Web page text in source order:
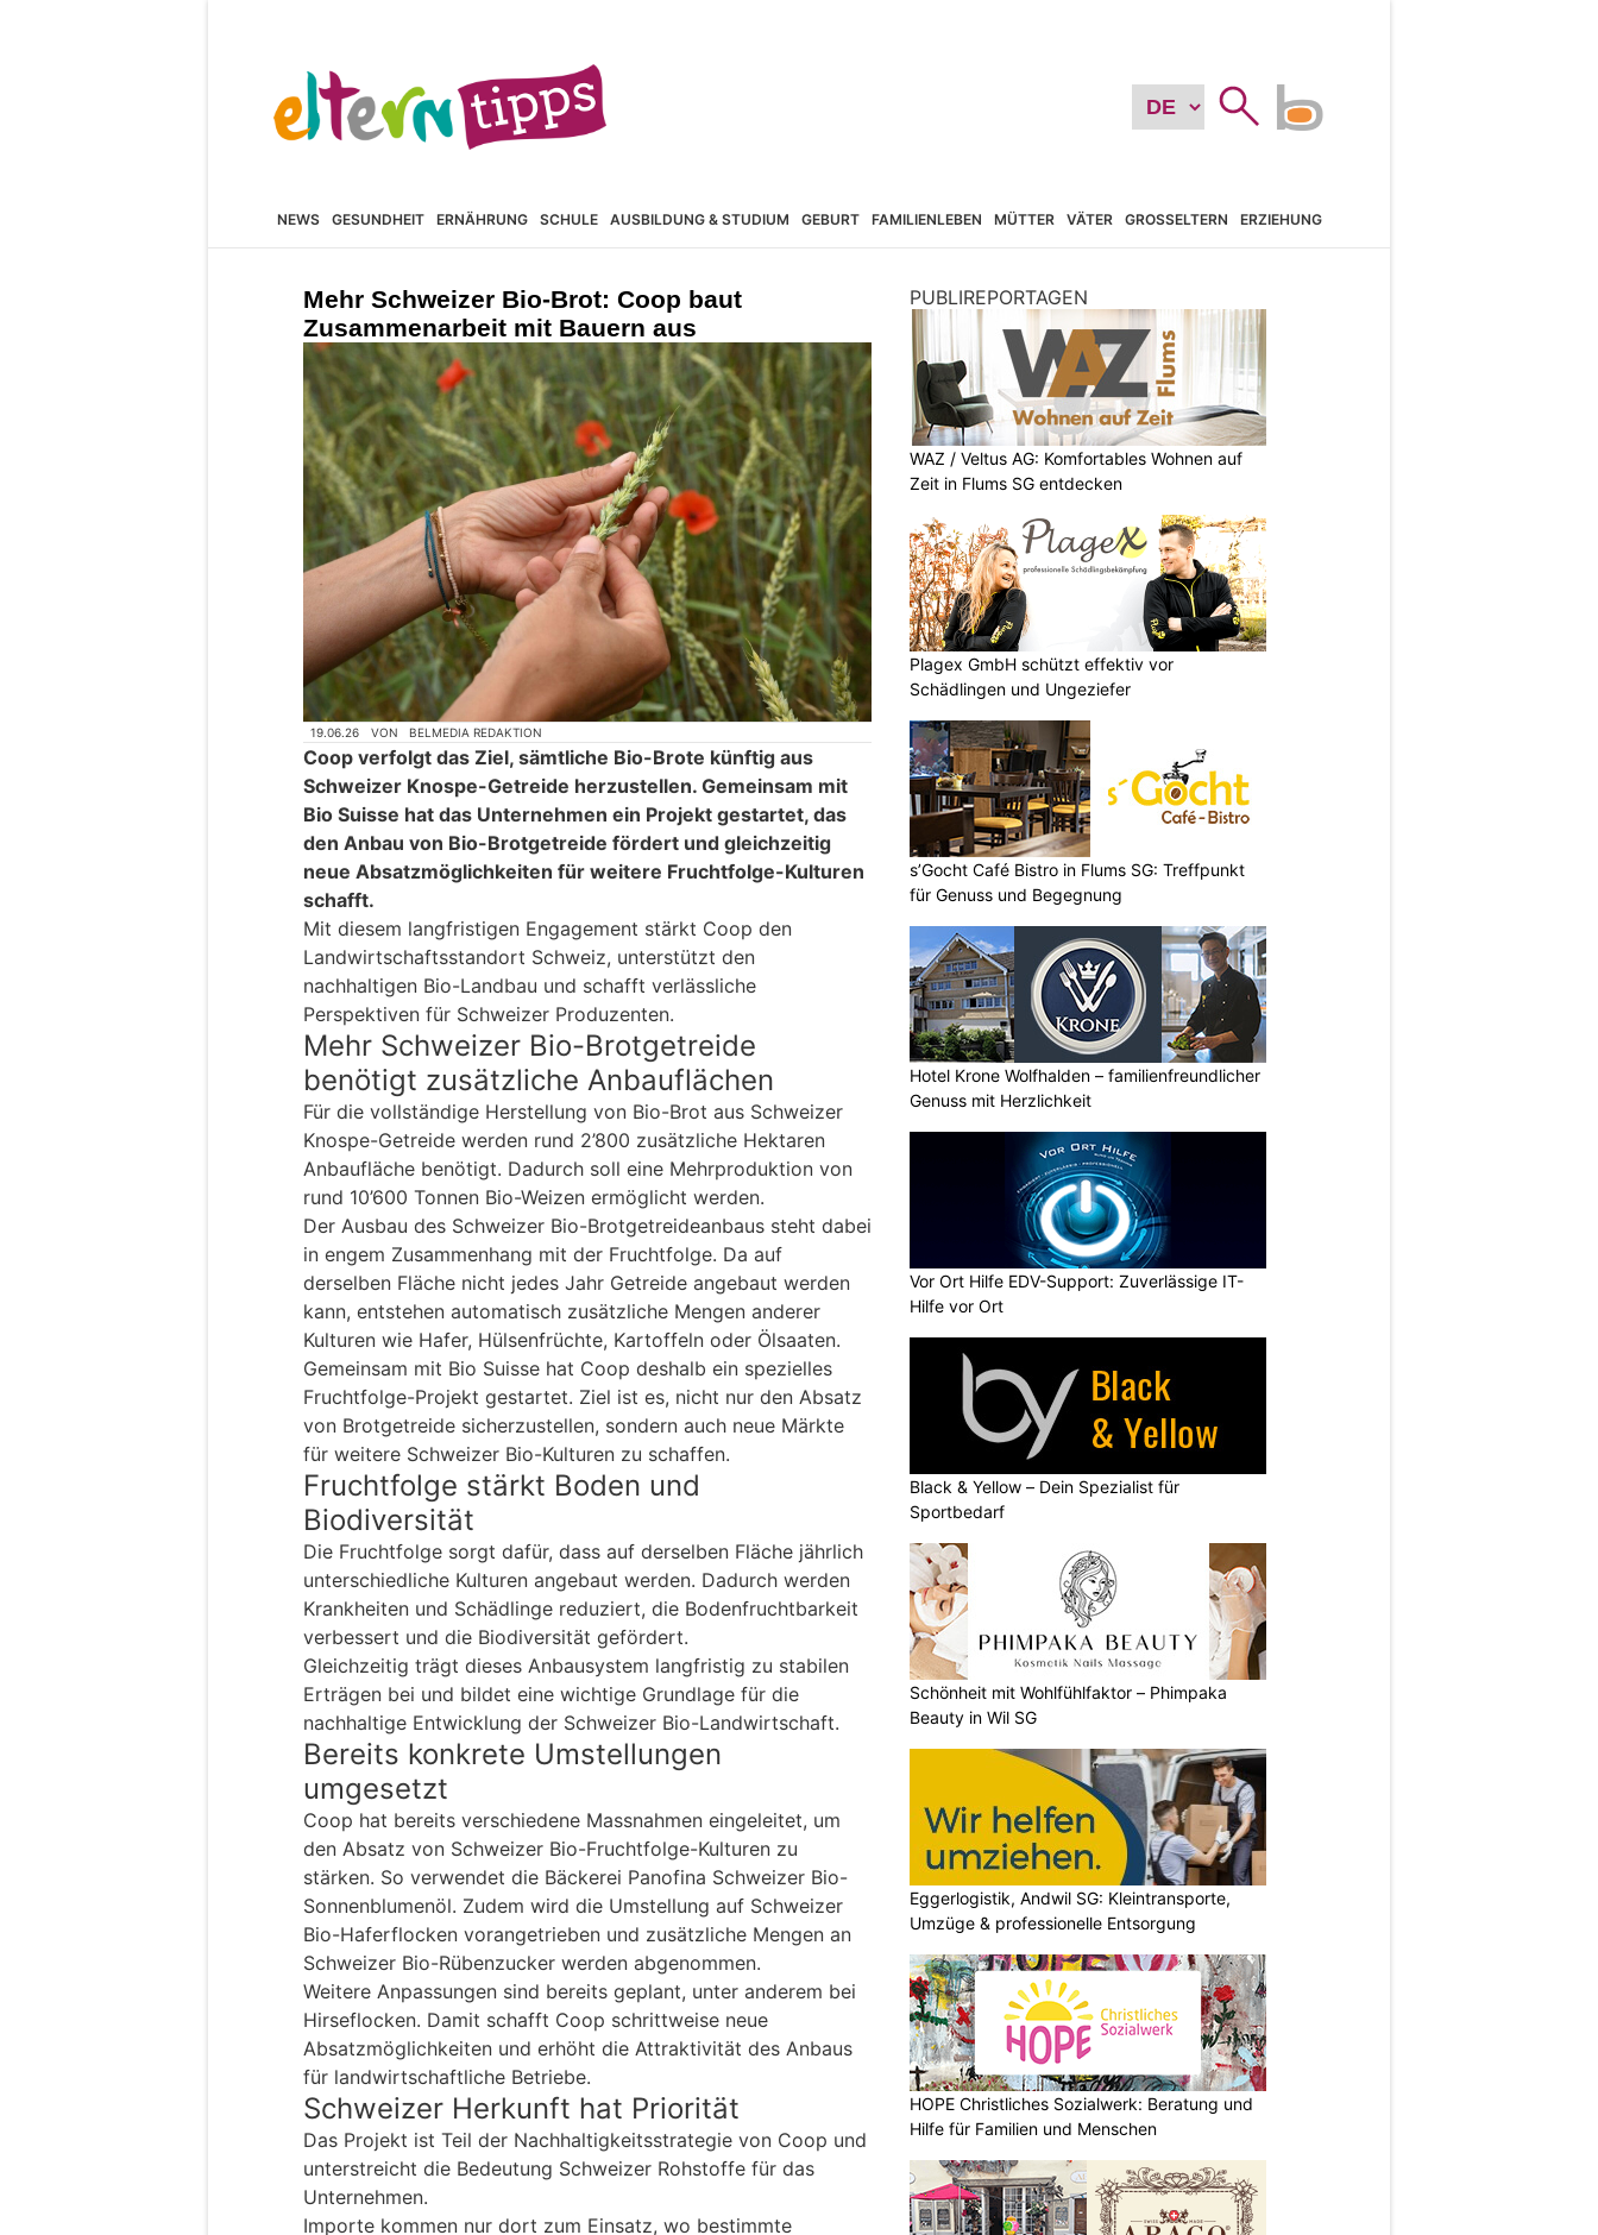
NEWS GESUNDHEIT ERNÄHRUNG SCHULE AUSBILDUNG & STUDIUM GEBURT FAMILIENLEBEN MÜTTER VÄTER GROSSELTERN ERZIEHUNG
Mehr Schweizer Bio-Brot: Coop baut
Zusammenarbeit mit Bauern aus
19.06.26 VON BELMEDIA REDAKTION
Coop verfolgt das Ziel, sämtliche Bio-Brote künftig aus
Schweizer Knospe-Getreide herzustellen. Gemeinsam mit
Bio Suisse hat das Unternehmen ein Projekt gestartet, das
den Anbau von Bio-Brotgetreide fördert und gleichzeitig
neue Absatzmöglichkeiten für weitere Fruchtfolge-Kulturen
schafft.
Mit diesem langfristigen Engagement stärkt Coop den
Landwirtschaftsstandort Schweiz, unterstützt den
nachhaltigen Bio-Landbau und schafft verlässliche
Perspektiven für Schweizer Produzenten.
Mehr Schweizer Bio-Brotgetreide
benötigt zusätzliche Anbauflächen
Für die vollständige Herstellung von Bio-Brot aus Schweizer
Knospe-Getreide werden rund 2’800 zusätzliche Hektaren
Anbaufläche benötigt. Dadurch soll eine Mehrproduktion von
rund 10’600 Tonnen Bio-Weizen ermöglicht werden.
Der Ausbau des Schweizer Bio-Brotgetreideanbaus steht dabei
in engem Zusammenhang mit der Fruchtfolge. Da auf
derselben Fläche nicht jedes Jahr Getreide angebaut werden
kann, entstehen automatisch zusätzliche Mengen anderer
Kulturen wie Hafer, Hülsenfrüchte, Kartoffeln oder Ölsaaten.
Gemeinsam mit Bio Suisse hat Coop deshalb ein spezielles
Fruchtfolge-Projekt gestartet. Ziel ist es, nicht nur den Absatz
von Brotgetreide sicherzustellen, sondern auch neue Märkte
für weitere Schweizer Bio-Kulturen zu schaffen.
Fruchtfolge stärkt Boden und
Biodiversität
Die Fruchtfolge sorgt dafür, dass auf derselben Fläche jährlich
unterschiedliche Kulturen angebaut werden. Dadurch werden
Krankheiten und Schädlinge reduziert, die Bodenfruchtbarkeit
verbessert und die Biodiversität gefördert.
Gleichzeitig trägt dieses Anbausystem langfristig zu stabilen
Erträgen bei und bildet eine wichtige Grundlage für die
nachhaltige Entwicklung der Schweizer Bio-Landwirtschaft.
Bereits konkrete Umstellungen
umgesetzt
Coop hat bereits verschiedene Massnahmen eingeleitet, um
den Absatz von Schweizer Bio-Fruchtfolge-Kulturen zu
stärken. So verwendet die Bäckerei Panofina Schweizer Bio-
Sonnenblumenöl. Zudem wird die Umstellung auf Schweizer
Bio-Haferflocken vorangetrieben und zusätzliche Mengen an
Schweizer Bio-Rübenzucker werden abgenommen.
Weitere Anpassungen sind bereits geplant, unter anderem bei
Hirseflocken. Damit schafft Coop schrittweise neue
Absatzmöglichkeiten und erhöht die Attraktivität des Anbaus
für landwirtschaftliche Betriebe.
Schweizer Herkunft hat Priorität
Das Projekt ist Teil der Nachhaltigkeitsstrategie von Coop und
unterstreicht die Bedeutung Schweizer Rohstoffe für das
Unternehmen.
Importe kommen nur dort zum Einsatz, wo bestimmte
PUBLIREPORTAGEN
WAZ / Veltus AG: Komfortables Wohnen auf
Zeit in Flums SG entdecken
Plagex GmbH schützt effektiv vor
Schädlingen und Ungeziefer
s’Gocht Café Bistro in Flums SG: Treffpunkt
für Genuss und Begegnung
Hotel Krone Wolfhalden – familienfreundlicher
Genuss mit Herzlichkeit
Vor Ort Hilfe EDV-Support: Zuverlässige IT-
Hilfe vor Ort
Black & Yellow – Dein Spezialist für
Sportbedarf
Schönheit mit Wohlfühlfaktor – Phimpaka
Beauty in Wil SG
Eggerlogistik, Andwil SG: Kleintransporte,
Umzüge & professionelle Entsorgung
HOPE Christliches Sozialwerk: Beratung und
Hilfe für Familien und Menschen